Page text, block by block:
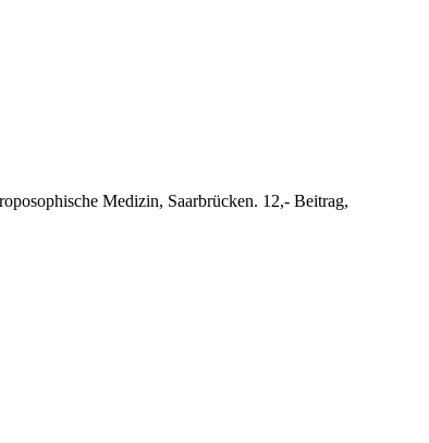
Medizin, Saarbrücken. 12,- Beitrag,